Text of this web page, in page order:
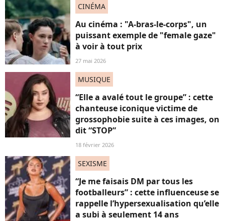
CINÉMA
Au cinéma : "A-bras-le-corps", un
puissant exemple de "female gaze"
à voir à tout prix
27 mai 2026
MUSIQUE
“Elle a avalé tout le groupe” : cette
chanteuse iconique victime de
grossophobie suite à ces images, on
dit “STOP”
18 février 2026
SEXISME
“Je me faisais DM par tous les
footballeurs” : cette influenceuse se
rappelle l’hypersexualisation qu’elle
a subi à seulement 14 ans